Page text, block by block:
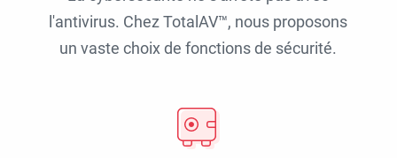
l'antivirus. Chez TotalAV™, nous proposons
un vaste choix de fonctions de sécurité.